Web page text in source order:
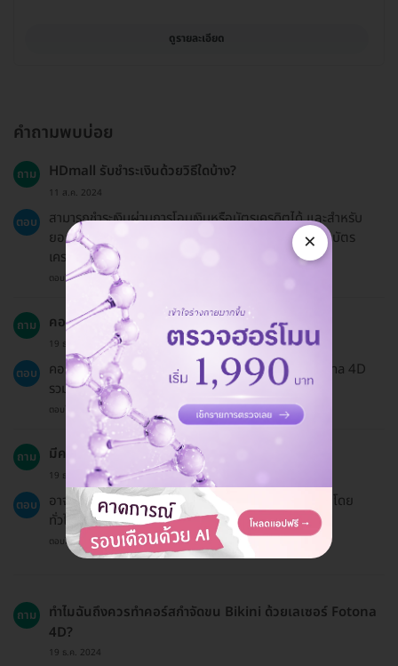
ดูรายละเอียด
คำถามพบบ่อย
ถาม HDmall รับชำระเงินด้วยวิธีใดบ้าง?
11 ส.ค. 2024
ตอบ
สามารถชำระเงินผ่านการโอนเงินหรือบัตรเครดิตได้ และสำหรับ
ยอด 3,000 บาทขึ้นไป สามารถเลือกผ่อนชำระ 0% ผ่านบัตร
เครดิตได้
ตอบโดยทีมงาน HD
ถาม คอร์สนี้รวมถึงค่าใช้จ่ายอะไรบ้าง?
19 ธ.ค. 2024
ตอบ
คอร์สนี้รวมค่าบริการกำจัดขน Bikini ด้วยเลเซอร์ Fotona 4D
รวมถึงการโกนขนและการใช้ยาชา
ตอบโดยทีมงาน HD
ถาม มีความเสี่ยงหรือผลข้างเคียงอะไรบ้างที่ควรทราบ?
19 ธ.ค. 2024
ตอบ
อาจมีอาการระคายเคืองหรือบวมเล็กน้อยหลังการทำ แต่โดย
ทั่วไปจะหายไปภายในระยะเวลาอันสั้น
ตอบโดยทีมงาน HD
ถาม
ทำไมฉันถึงควรทำคอร์สกำจัดขน Bikini ด้วยเลเซอร์ Fotona
4D?
19 ธ.ค. 2024
×